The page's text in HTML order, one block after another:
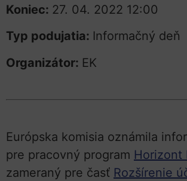
Koniec: 27. 04. 2022 12:00
Typ podujatia: Informačný deň
Organizátor: EK
Európska komisia oznámila
pre pracovný program Horizont
zameraný pre časť Rozšírenie